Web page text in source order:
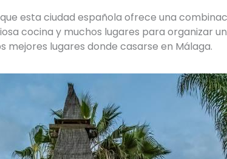
esta ciudad española ofrece una
cocina y muchos lugares para organizar
lugares donde casarse en Málaga.